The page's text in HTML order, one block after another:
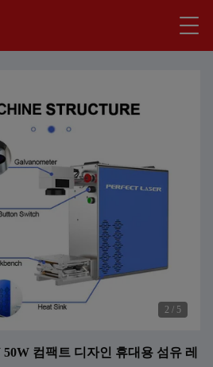
2 / 5
컴팩트 디자인 휴대용 섬유 레